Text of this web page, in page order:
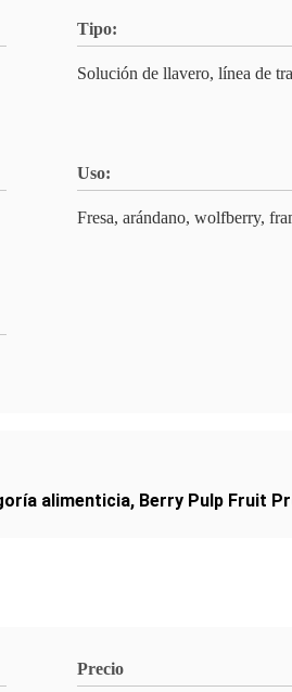
Tipo:
Solución de llavero, línea de
Uso:
Fresa, arándano, wolfberry,
alimenticia, Berry Pulp Fruit
Precio